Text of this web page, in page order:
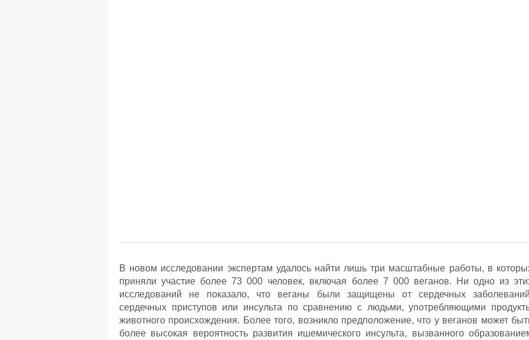
В новом исследовании экспертам удалось найти лишь три масштабные работы, в
приняли участие более 73 000 человек, включая более 7 000 веганов. Ни одно из
исследований не показало, что веганы были защищены от сердечных
сердечных приступов или инсульта по сравнению с людьми, употребляющими
животного происхождения. Более того, возникло предположение, что у веганов может
более высокая вероятность развития ишемического инсульта, вызванного